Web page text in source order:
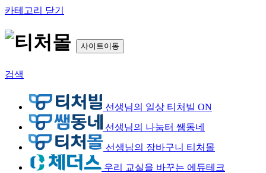
카테고리 닫기
사이트이동
검색
선생님의 일상 티처빌 ON
선생님의 나눔터 쌤동네
선생님의 장바구니 티처몰
우리 교실을 바꾸는 에듀테크